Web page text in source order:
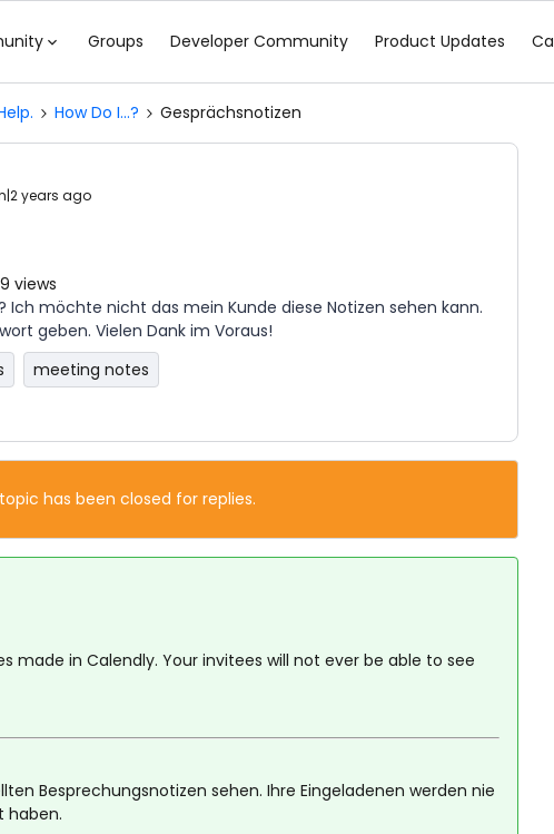
Groups Developer Community Product Updates
How Do I...? Gesprächsnotizen
years ago
views
Ich möchte nicht das mein Kunde diese Notizen sehen kann.
geben. Vielen Dank im Voraus!
meeting notes
has been closed for replies.
made in Calendly. Your invitees will not ever be able to see
Besprechungsnotizen sehen. Ihre Eingeladenen werden nie
haben.